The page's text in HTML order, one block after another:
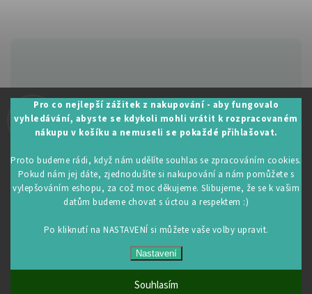
Pro co nejlepší zážitek z nakupování - aby fungovalo
vyhledávání, abyste se kdykoli mohli vrátit k rozpracovaném
nákupu v košíku a nemuseli se pokaždé přihlašovat.
Proto budeme rádi, když nám udělíte souhlas se zpracováním cookies.
Pokud nám jej dáte, zjednodušíte si nakupování a nám pomůžete s
vylepšováním eshopu, za což moc děkujeme. Slibujeme, že se k vašim
datům budeme chovat s úctou a respektem :)
Po kliknutí na NASTAVENÍ si můžete vaše volby upravit.
Nastavení
Souhlasím
Zákaznická podpora:
+420 605 530 014
Upravit nastavení cookies
VytvořilShoptet| Design